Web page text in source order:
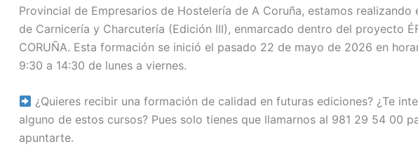
Provincial de Empresarios de Hostelería de A Coruña, estamos realizando
de Carnicería y Charcutería (Edición III), enmarcado dentro del proyecto
CORUÑA. Esta formación se inició el pasado 22 de mayo de 2026 en
9:30 a 14:30 de lunes a viernes.
¿Quieres recibir una formación de calidad en futuras ediciones? ¿Te
alguno de estos cursos? Pues solo tienes que llamarnos al 981 29 54 00
apuntarte.